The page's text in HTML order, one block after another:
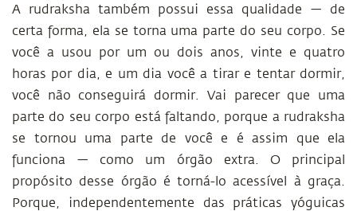
A rudraksha também possui essa qualidade — de
certa forma, ela se torna uma parte do seu corpo. Se
você a usou por um ou dois anos, vinte e quatro
horas por dia, e um dia você a tirar e tentar dormir,
você não conseguirá dormir. Vai parecer que uma
parte do seu corpo está faltando, porque a rudraksha
se tornou uma parte de você e é assim que ela
funciona — como um órgão extra. O principal
propósito desse órgão é torná-lo acessível à graça.
Porque, independentemente das práticas yóguicas